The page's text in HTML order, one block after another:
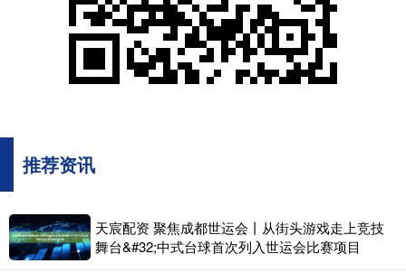
推荐资讯
天宸配资 聚焦成都世运会丨从街头游戏走上竞技
舞台&#32;中式台球首次列入世运会比赛项目